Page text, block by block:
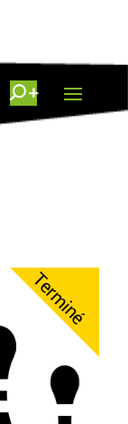
Terminé